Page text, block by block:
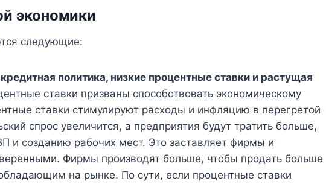
экономики
следующие:
политика, низкие процентные ставки и растущая
ставки призваны способствовать экономическому
ставки стимулируют расходы и инфляцию в перегретой
спрос увеличится, а предприятия будут тратить больше,
и созданию рабочих мест. Это заставляет фирмы и
Фирмы производят больше, чтобы продать больше
на рынке. По сути, если процентные ставки